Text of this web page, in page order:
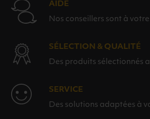
AIDE
Nos conseillers sont à
SÉLECTION & QUALITÉ
Des produits sélectionnés
SERVICE
Des solutions adaptées à